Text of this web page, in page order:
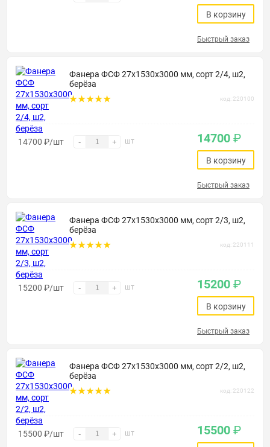
В корзину
Быстрый заказ
Фанера ФСФ 27х1530х3000 мм, сорт 2/4, ш2,
берёза
код: 220100
14700 ₽/шт - + шт 14700 ₽
В корзину
Быстрый заказ
Фанера ФСФ 27х1530х3000 мм, сорт 2/3, ш2,
берёза
код: 220111
15200 ₽/шт - + шт 15200 ₽
В корзину
Быстрый заказ
Фанера ФСФ 27х1530х3000 мм, сорт 2/2, ш2,
берёза
код: 220122
15500 ₽/шт - + шт 15500 ₽